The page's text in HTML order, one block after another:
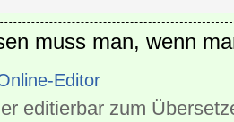
muss man, wenn
Editor
editierbar zum